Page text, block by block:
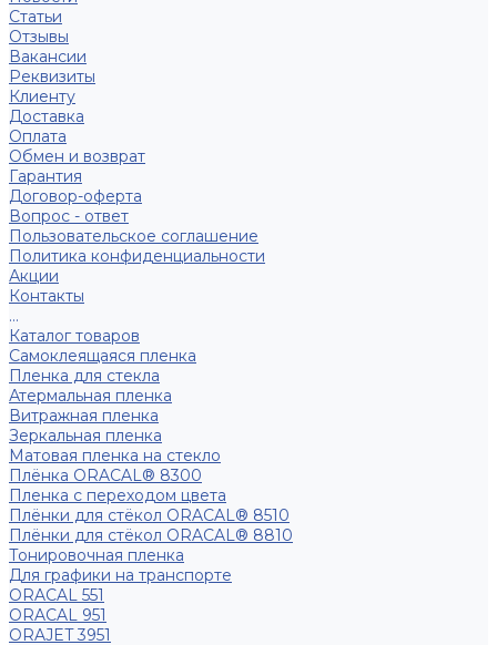
Статьи
Отзывы
Вакансии
Реквизиты
Клиенту
Доставка
Оплата
Обмен и возврат
Гарантия
Договор-оферта
Вопрос - ответ
Пользовательское соглашение
Политика конфиденциальности
Акции
Контакты
...
Каталог товаров
Самоклеящаяся пленка
Пленка для стекла
Атермальная пленка
Витражная пленка
Зеркальная пленка
Матовая пленка на стекло
Плёнка ORACAL® 8300
Пленка с переходом цвета
Плёнки для стёкол ORACAL® 8510
Плёнки для стёкол ORACAL® 8810
Тонировочная пленка
Для графики на транспорте
ORACAL 551
ORACAL 951
ORAJET 3951